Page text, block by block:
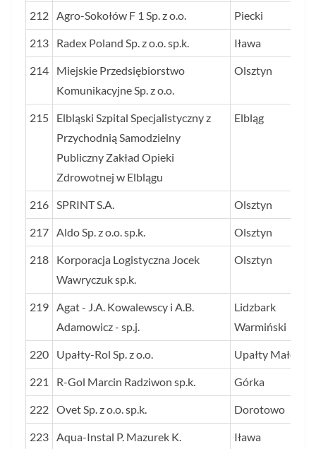
212 Agro-Sokołów F 1 Sp. z o.o. Piecki
213 Radex Poland Sp. z o.o. sp.k. Iława
214
Miejskie Przedsiębiorstwo
Komunikacyjne Sp. z o.o.
Olsztyn
215
Elbląski Szpital Specjalistyczny z
Przychodnią Samodzielny
Publiczny Zakład Opieki
Zdrowotnej w Elblągu
Elbląg
216 SPRINT S.A. Olsztyn
217 Aldo Sp. z o.o. sp.k. Olsztyn
218
Korporacja Logistyczna Jocek
Wawryczuk sp.k.
Olsztyn
219 Agat - J.A. Kowalewscy i A.B.
Adamowicz - sp.j.
Lidzbark
Warmiński
220 Upałty-Rol Sp. z o.o. Upałty Małe
221 R-Gol Marcin Radziwon sp.k. Górka
222 Ovet Sp. z o.o. sp.k. Dorotowo
223 Aqua-Instal P. Mazurek K.
Iława